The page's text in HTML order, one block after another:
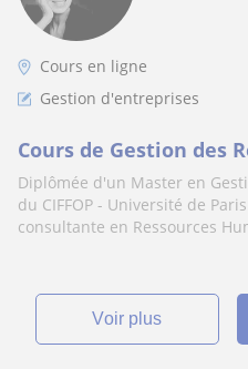
Cours en ligne
Gestion d'entreprises
Cours de Gestion des
Diplômée d'un Master en
du CIFFOP - Université de
consultante en Ressources
voir plus